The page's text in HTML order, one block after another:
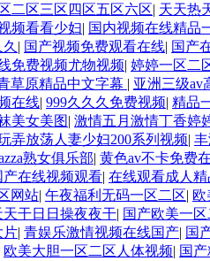
二区三区四区五区六区| 天天热
频看看少妇| 国内视频在线精品
| 国产视频免费观看在线| 国产
免费视频尤物视频| 婷婷一区二
草原精品中文字幕 | 亚洲三级av
在线| 999久久久免费视频| 精品
美女美图| 激情五月激情丁香婷
弄放荡人妻少妇200系列视频|
熟女俱乐部| 黄色av不卡免费
产在线视频观看| 在线观看成人
网站| 午夜福利无码一区二区| 欧
天干日日操夜夜干| 国产欧美一
片| 青娱乐激情视频在线国产| 国
欧美大胆一区二区人体视频| 国